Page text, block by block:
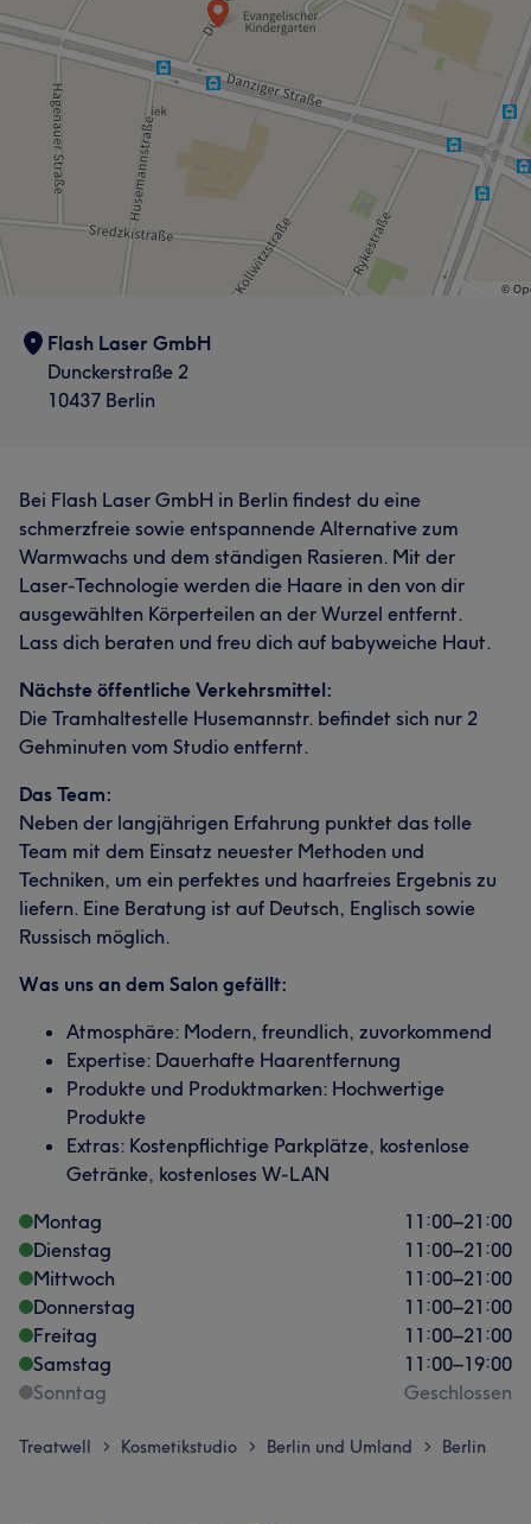
Flash Laser GmbH
Dunckerstraße 2
10437 Berlin
Bei Flash Laser GmbH in Berlin findest du eine
schmerzfreie sowie entspannende Alternative zum
Warmwachs und dem ständigen Rasieren. Mit der
Laser-Technologie werden die Haare in den von dir
ausgewählten Körperteilen an der Wurzel entfernt.
Lass dich beraten und freu dich auf babyweiche Haut.
Nächste öffentliche Verkehrsmittel:
Die Tramhaltestelle Husemannstr. befindet sich nur 2
Gehminuten vom Studio entfernt.
Das Team:
Neben der langjährigen Erfahrung punktet das tolle
Team mit dem Einsatz neuester Methoden und
Techniken, um ein perfektes und haarfreies Ergebnis zu
liefern. Eine Beratung ist auf Deutsch, Englisch sowie
Russisch möglich.
Was uns an dem Salon gefällt:
Atmosphäre: Modern, freundlich, zuvorkommend
Expertise: Dauerhafte Haarentfernung
Produkte und Produktmarken: Hochwertige
Produkte
Extras: Kostenpflichtige Parkplätze, kostenlose
Getränke, kostenloses W-LAN
Montag
11:00–21:00
Dienstag
11:00–21:00
Mittwoch
11:00–21:00
Donnerstag
11:00–21:00
Freitag
11:00–21:00
Samstag
11:00–19:00
Sonntag
Geschlossen
Treatwell > Kosmetikstudio > Berlin und Umland > Berlin